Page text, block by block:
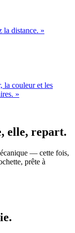
la distance. »
la couleur et les
»
elle, repart.
— cette fois,
prête à